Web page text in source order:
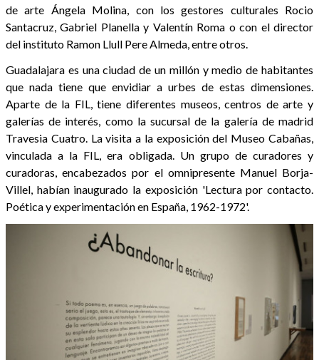
de arte Ángela Molina, con los gestores culturales Rocio
Santacruz, Gabriel Planella y Valentín Roma o con el director
del instituto Ramon Llull Pere Almeda, entre otros.
Guadalajara es una ciudad de un millón y medio de habitantes
que nada tiene que envidiar a urbes de estas dimensiones.
Aparte de la FIL, tiene diferentes museos, centros de arte y
galerías de interés, como la sucursal de la galería de madrid
Travesia Cuatro. La visita a la exposición del Museo Cabañas,
vinculada a la FIL, era obligada. Un grupo de curadores y
curadoras, encabezados por el omnipresente Manuel Borja-
Villel, habían inaugurado la exposición 'Lectura por contacto.
Poética y experimentación en España, 1962-1972'.